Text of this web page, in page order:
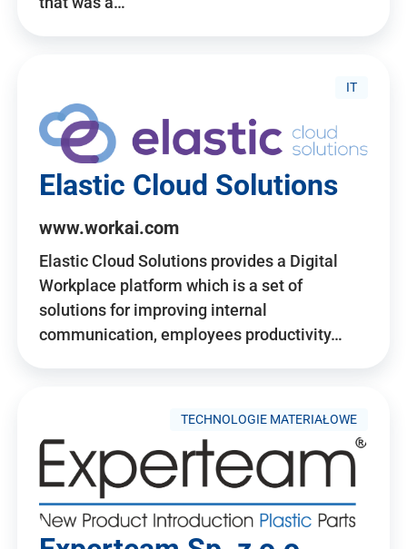
IT
Elastic Cloud Solutions
www.workai.com
Elastic Cloud Solutions provides a Digital
Workplace platform which is a set of
solutions for improving internal
communication, employees productivity…
TECHNOLOGIE MATERIAŁOWE